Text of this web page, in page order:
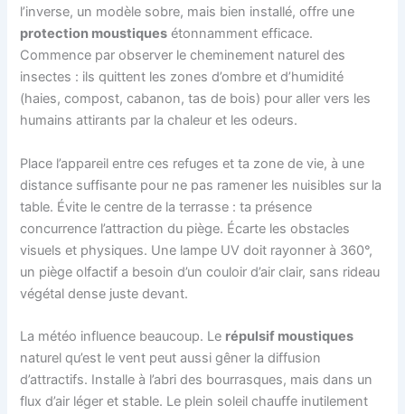
l’inverse, un modèle sobre, mais bien installé, offre une
protection moustiques étonnamment efficace.
Commence par observer le cheminement naturel des
insectes : ils quittent les zones d’ombre et d’humidité
(haies, compost, cabanon, tas de bois) pour aller vers les
humains attirants par la chaleur et les odeurs.
Place l’appareil entre ces refuges et ta zone de vie, à une
distance suffisante pour ne pas ramener les nuisibles sur la
table. Évite le centre de la terrasse : ta présence
concurrence l’attraction du piège. Écarte les obstacles
visuels et physiques. Une lampe UV doit rayonner à 360°,
un piège olfactif a besoin d’un couloir d’air clair, sans rideau
végétal dense juste devant.
La météo influence beaucoup. Le répulsif moustiques
naturel qu’est le vent peut aussi gêner la diffusion
d’attractifs. Installe à l’abri des bourrasques, mais dans un
flux d’air léger et stable. Le plein soleil chauffe inutilement